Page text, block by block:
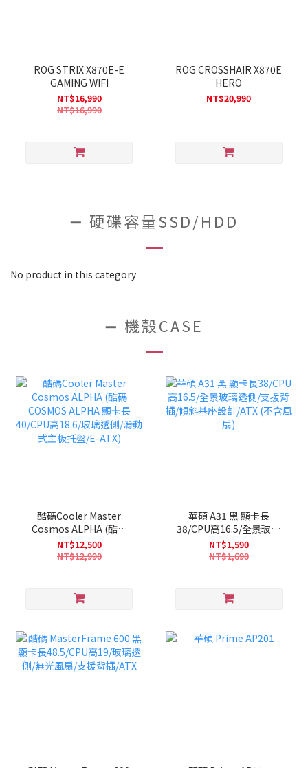
ROG STRIX X870E-E
GAMING WIFI
NT$16,990
NT$16,990
ROG CROSSHAIR X870E
HERO
NT$20,990
➖ 硬碟容量SSD/HDD
No product in this category
➖ 機殼CASE
酷碼Cooler Master
Cosmos ALPHA (酷碼
COSMOS ALPHA 顯卡長
40/CPU高18.6/玻璃透側/
NT$12,500
NT$12,990
華碩 A31 黑 顯卡長
38/CPU高16.5/全景玻璃
透側/支援背插/傾斜基座設
計/ATX (不含風扇)
NT$1,590
NT$1,690